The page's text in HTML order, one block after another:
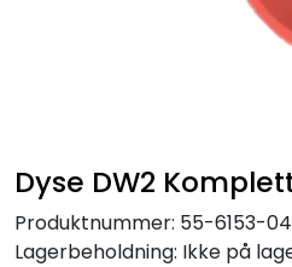
Dyse DW2
Produktnummer: 55-6153-04
Lagerbeholdning: Ikke på